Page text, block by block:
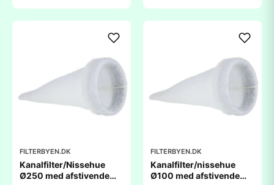
FILTERBYEN.DK
Kanalfilter/Nissehue
Ø250 med afstivende
FILTERBYEN.DK
Kanalfilter/nissehue
Ø100 med afstivende